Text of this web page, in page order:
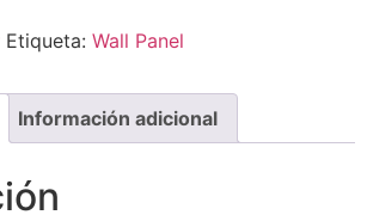
Etiqueta: Wall Panel
Información adicional